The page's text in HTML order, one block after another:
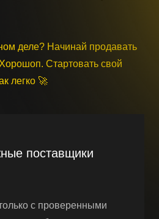
деле? Начинай продавать
Стартовать свой
легко 🚀
поставщики
с проверенными